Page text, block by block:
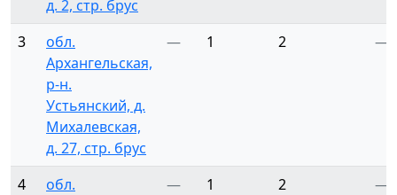
д. 2, стр. брус
3
обл.
Архангельская,
р-н.
Устьянский, д.
Михалевская,
д. 27, стр. брус
— 1 2 —
4
обл.
— 1 2 —